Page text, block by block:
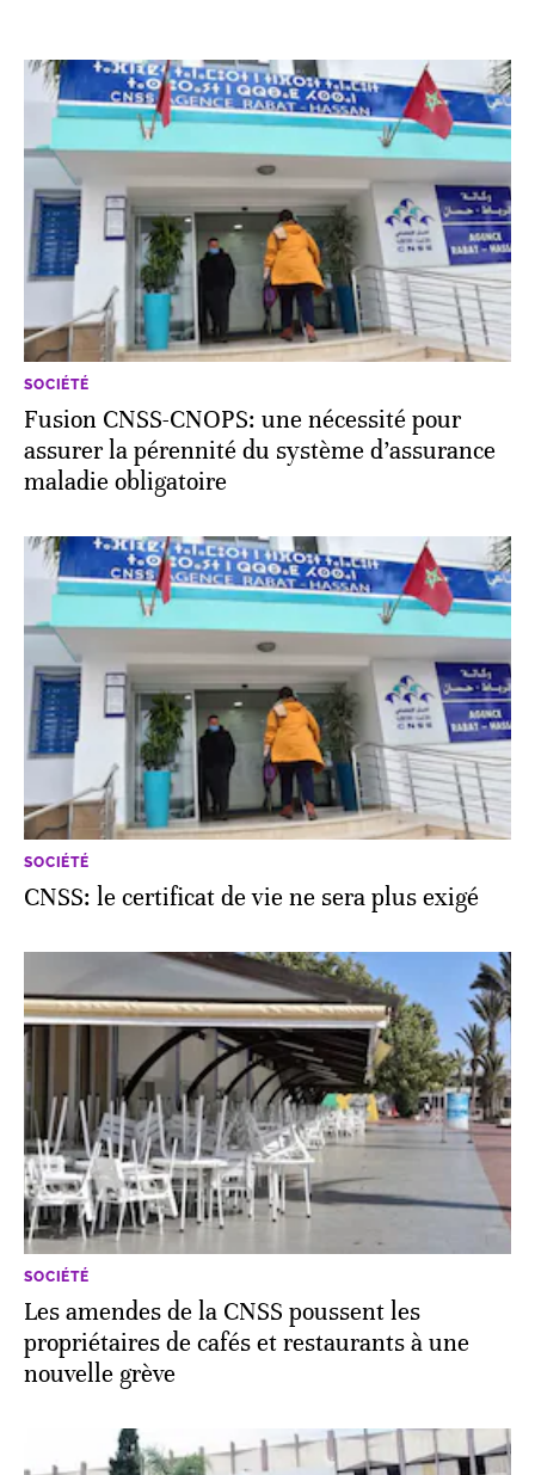
SOCIÉTÉ
Fusion CNSS-CNOPS: une nécessité pour
assurer la pérennité du système d’assurance
maladie obligatoire
SOCIÉTÉ
CNSS: le certificat de vie ne sera plus exigé
SOCIÉTÉ
Les amendes de la CNSS poussent les
propriétaires de cafés et restaurants à une
nouvelle grève